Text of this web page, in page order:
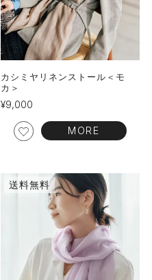
カシミヤリネンストール＜モ
カ＞
¥9,000
MORE
送料無料